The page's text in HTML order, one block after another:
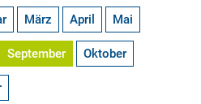
März April Mai
September Oktober